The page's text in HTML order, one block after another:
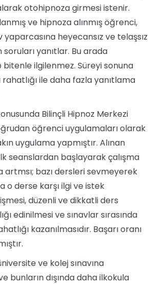
otohipnoza girmesi istenir.
ve hipnoza alınmış öğrenci,
heyecansız ve telaşsız
yanıtlar. Bu arada
ilgilenmez. Süreyi sonuna
ile daha fazla yanıtlama
Bilinçli Hipnoz Merkezi
öğrenci uygulamaları olarak
uygulama yapmıştır. Alınan
seanslardan başlayarak çalışma
artmsı; bazı dersleri sevmeyerek
o derse karşı ilgi ve istek
düzenli ve dikkatli ders
edinilmesi ve sınavlar sırasında
kazanılmasıdır. Başarı oranı
ve kolej sınavına
bunların dışında daha ilkokula